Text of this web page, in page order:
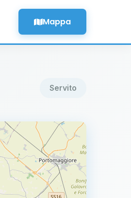
Mappa
Servito